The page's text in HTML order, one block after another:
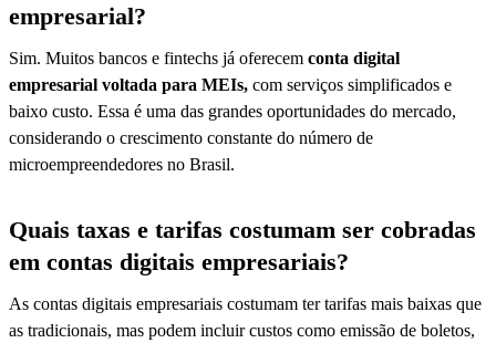
empresarial?
Sim. Muitos bancos e fintechs já oferecem conta digital
empresarial voltada para MEIs, com serviços simplificados e
baixo custo. Essa é uma das grandes oportunidades do mercado,
considerando o crescimento constante do número de
microempreendedores no Brasil.
Quais taxas e tarifas costumam ser cobradas
em contas digitais empresariais?
As contas digitais empresariais costumam ter tarifas mais baixas que
as tradicionais, mas podem incluir custos como emissão de boletos,